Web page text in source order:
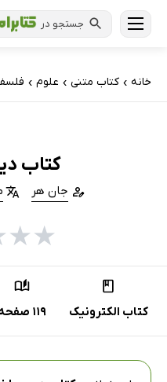
جستجو در
خانه › کتاب‌ متنی › علوم ›
کتاب
جان هر
★
★
کتاب الکترونیک 119 صفحه